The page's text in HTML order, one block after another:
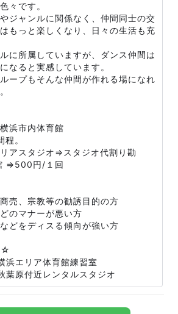
々です。
ジャンルに関係なく、仲間同士の交
もっと楽しくなり、日々の生活も充
に所属していますが、ダンス仲間は
なると実感しています。
ープもそんな仲間が作れる場になれ
浜市内体育館
程。
アスタジオ⇒スタジオ代割り勘
⇒500円/１回
売、宗教等の勧誘目的の方
のマナーが悪い方
どをディスる傾向が強い方
☆
エリア体育館練習室
原付近レンタルスタジオ